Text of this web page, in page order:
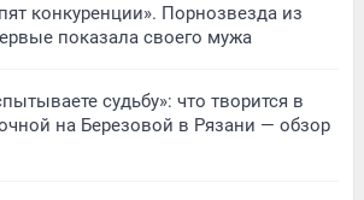
конкуренции». Порнозвезда из
показала своего мужа
судьбу»: что творится в
на Березовой в Рязани — обзор